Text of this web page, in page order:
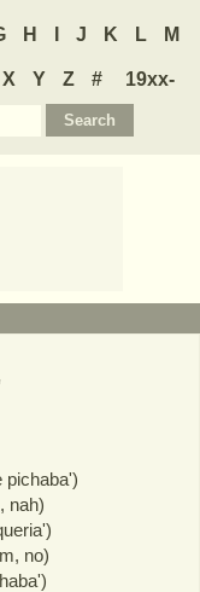
H J K L M
X Y Z #
19xx-
pichaba')
nah)
no)